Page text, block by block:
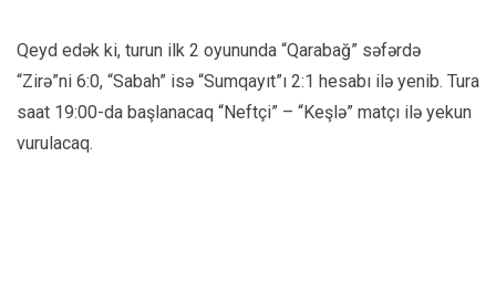
Qeyd edək ki, turun ilk 2 oyununda “Qarabağ” səfərdə
“Zirə”ni 6:0, “Sabah” isə “Sumqayıt”ı 2:1 hesabı ilə yenib. Tura
saat 19:00-da başlanacaq “Neftçi” – “Keşlə” matçı ilə yekun
vurulacaq.